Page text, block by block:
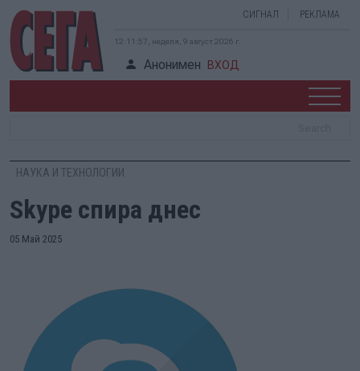
СИГНАЛ РЕКЛАМА
12:11:57, неделя, 9 август 2026 г.
Анонимен ВХОД
НАУКА И ТЕХНОЛОГИИ
Skype спира днес
05 Май 2025